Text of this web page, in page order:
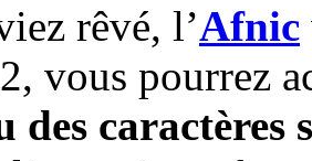
rêvé, l’Afnic
vous pourrez
des caractères